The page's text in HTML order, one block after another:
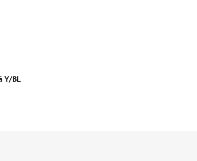
Y/BL